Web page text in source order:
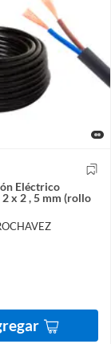
Eléctrico
x 2 , 5 mm (rollo